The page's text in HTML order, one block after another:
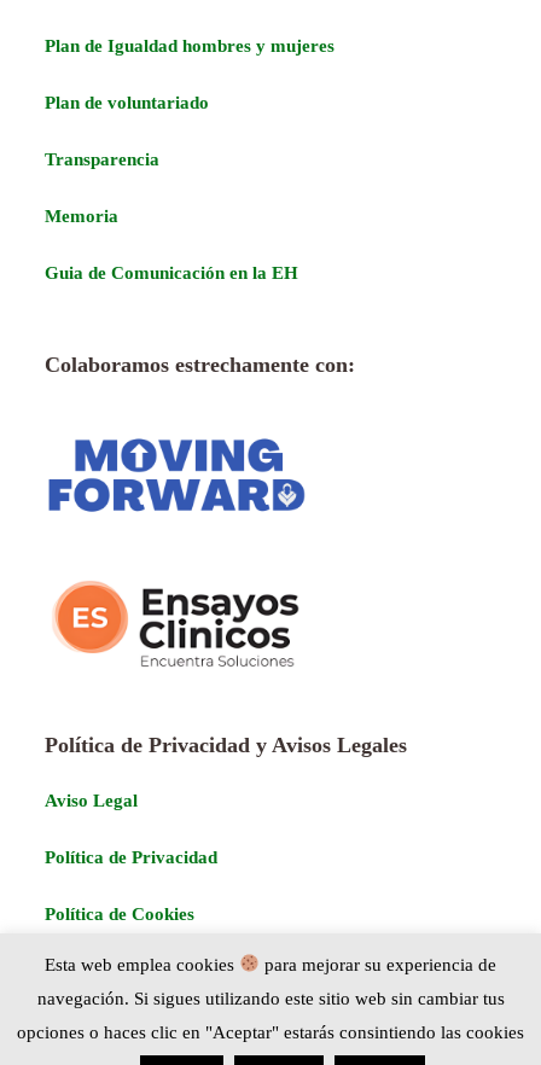
Plan de Igualdad hombres y mujeres
Plan de voluntariado
Transparencia
Memoria
Guia de Comunicación en la EH
Colaboramos estrechamente con:
Política de Privacidad y Avisos Legales
Aviso Legal
Política de Privacidad
Política de Cookies
COPYRIGHT ACHE HUNTINGTON 2026- POWERED BY:
Esta web emplea cookies
para mejorar su experiencia de
navegación. Si sigues utilizando este sitio web sin cambiar tus
opciones o haces clic en "Aceptar" estarás consintiendo las cookies